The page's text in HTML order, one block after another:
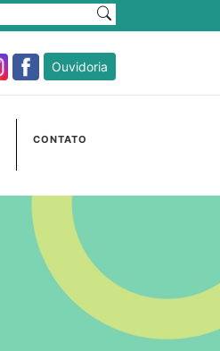
Ouvidoria
CONTATO